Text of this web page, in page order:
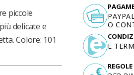
piccole
delicate e
Colore: 101
O
E